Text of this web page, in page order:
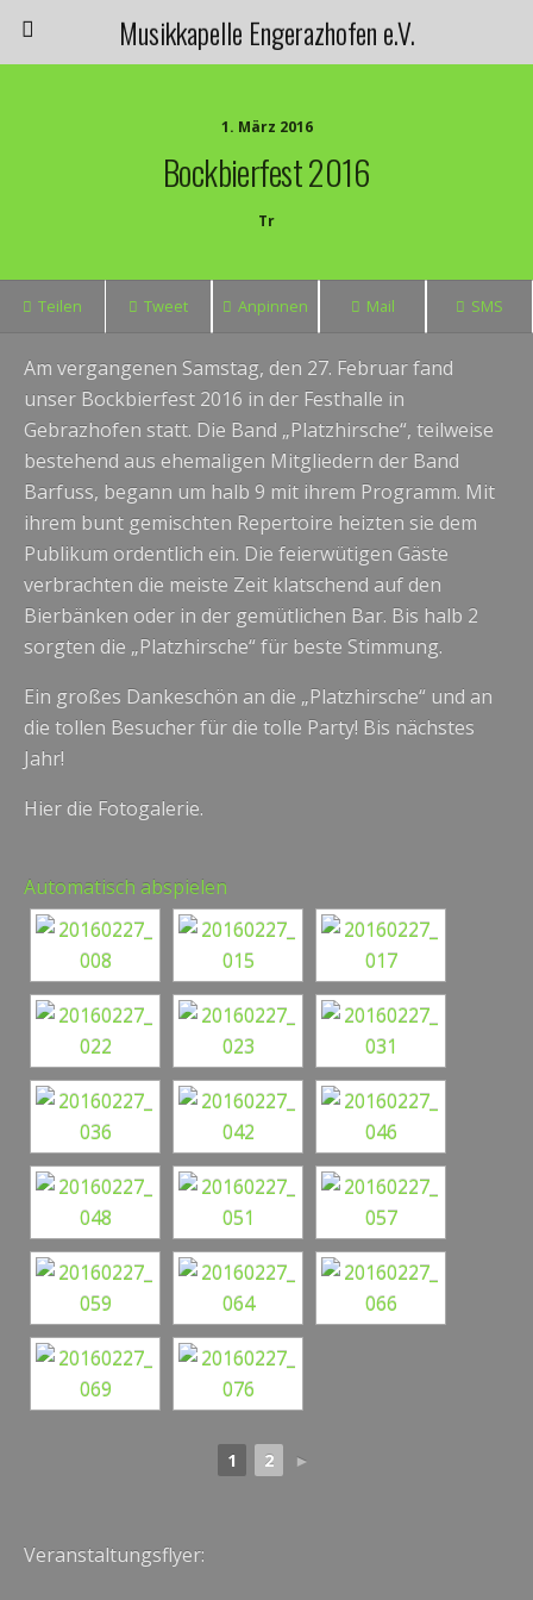
Musikkapelle Engerazhofen e.V.
1. März 2016
Bockbierfest 2016
Tr
Teilen Tweet Anpinnen Mail SMS
Am vergangenen Samstag, den 27. Februar fand
unser Bockbierfest 2016 in der Festhalle in
Gebrazhofen statt. Die Band „Platzhirsche“, teilweise
bestehend aus ehemaligen Mitgliedern der Band
Barfuss, begann um halb 9 mit ihrem Programm. Mit
ihrem bunt gemischten Repertoire heizten sie dem
Publikum ordentlich ein. Die feierwütigen Gäste
verbrachten die meiste Zeit klatschend auf den
Bierbänken oder in der gemütlichen Bar. Bis halb 2
sorgten die „Platzhirsche“ für beste Stimmung.
Ein großes Dankeschön an die „Platzhirsche“ und an
die tollen Besucher für die tolle Party! Bis nächstes
Jahr!
Hier die Fotogalerie.
Automatisch abspielen
1 2 ►
Veranstaltungsflyer: